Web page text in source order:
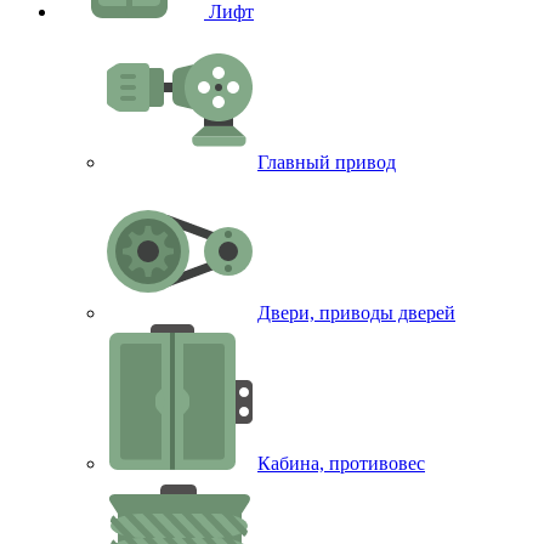
Лифт
Главный привод
Двери, приводы дверей
Кабина, противовес